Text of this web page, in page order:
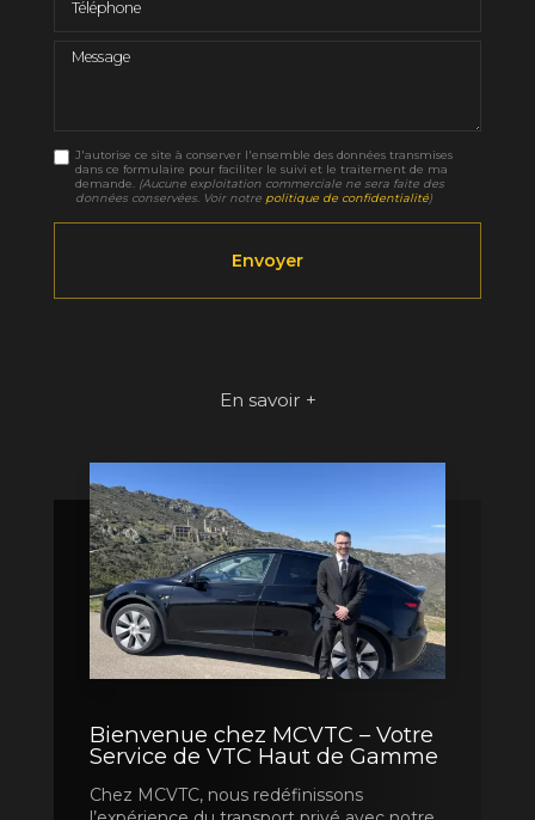
Message
J'autorise ce site à conserver l'ensemble des données transmises
dans ce formulaire pour faciliter le suivi et le traitement de ma
demande. (Aucune exploitation commerciale ne sera faite des
données conservées. Voir notre politique de confidentialité)
En savoir +
Bienvenue chez MCVTC – Votre
Service de VTC Haut de Gamme
Chez MCVTC, nous redéfinissons